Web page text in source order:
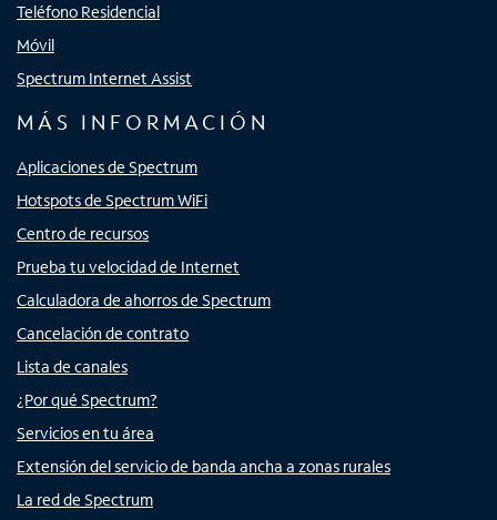
Teléfono Residencial
Móvil
Spectrum Internet Assist
MÁS INFORMACIÓN
Aplicaciones de Spectrum
Hotspots de Spectrum WiFi
Centro de recursos
Prueba tu velocidad de Internet
Calculadora de ahorros de Spectrum
Cancelación de contrato
Lista de canales
¿Por qué Spectrum?
Servicios en tu área
Extensión del servicio de banda ancha a zonas rurales
La red de Spectrum